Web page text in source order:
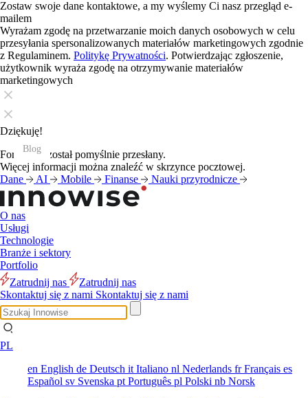
Zostaw swoje dane kontaktowe, a my wyślemy Ci nasz przegląd e-
mailem
Wyrażam zgodę na przetwarzanie moich danych osobowych w celu
przesyłania spersonalizowanych materiałów marketingowych zgodnie
z Regulaminem. Politykę Prywatności. Potwierdzając zgłoszenie,
użytkownik wyraża zgodę na otrzymywanie materiałów
marketingowych
Dziękuję!
Formularz został pomyślnie przesłany.
Więcej informacji można znaleźć w skrzynce pocztowej.
Dane
AI Mobile Finanse Nauki przyrodnicze
O nas
Usługi
Technologie
Branże i sektory
Portfolio
Zatrudnij nas
Zatrudnij nas
Skontaktuj się z nami Skontaktuj się z nami
PL
en English de Deutsch it Italiano nl Nederlands frFrançais es
Español sv Svenska pt Português pl Polski nb Norsk
Blog
Blog
Blog
Blog
Blog
Blog
Blog
Blog
Blog
Blog
Blog
Blog